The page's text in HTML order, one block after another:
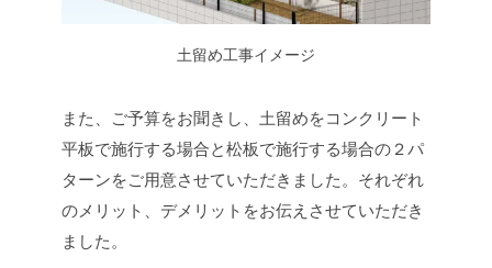
土留め工事イメージ
また、ご予算をお聞きし、土留めをコンクリート
平板で施行する場合と松板で施行する場合の２パ
ターンをご用意させていただきました。それぞれ
のメリット、デメリットをお伝えさせていただき
ました。